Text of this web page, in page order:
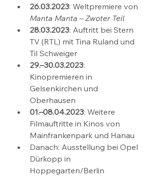
26.03.2023: Weltpremiere von
Manta Manta – Zwoter Teil
28.03.2023: Auftritt bei Stern
TV (RTL) mit Tina Ruland und
Til Schweiger
29.–30.03.2023:
Kinopremieren in
Gelsenkirchen und
Oberhausen
01.–08.04.2023: Weitere
Filmauftritte in Kinos von
Mainfrankenpark und Hanau
Danach: Ausstellung bei Opel
Dürkopp in
Hoppegarten/Berlin